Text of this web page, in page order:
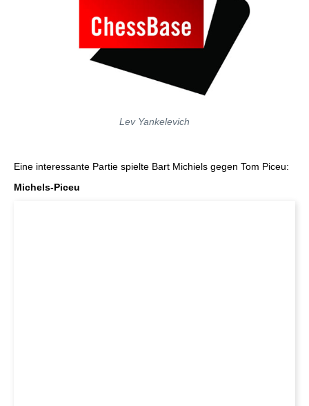
Lev Yankelevich
Eine interessante Partie spielte Bart Michiels gegen Tom Piceu:
Michels-Piceu